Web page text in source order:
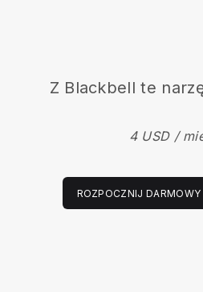
Z Blackbell te
4 USD /
ROZPOCZNIJ DARMOWY